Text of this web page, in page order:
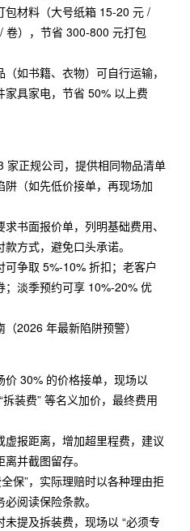
包材料（大号纸箱 15-20 元 /
卷），节省 300-800 元打包
如书籍、衣物）可自行运输，
家具家电，节省 50% 以上费
家正规公司，提供相同物品清单
阱（如先低价接单，再现场加
书面报价单，列明基础费用、
方式，避免口头承诺。
争取 5%-10% 折扣；老客户
；淡季预约可享 10%-20% 优
2026 年最新陷阱预警）
价 30% 的价格接单，现场以
拆装费” 等名义加价，最终费用
虚报距离，增加超里程费，建议
并截图留存。
保”，实际理赔时以各种理由拒
阅读保险条款。
提及拆装费，现场以 “必须专